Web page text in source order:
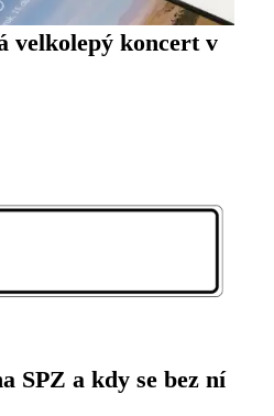
velkolepý koncert v
SPZ a kdy se bez ní